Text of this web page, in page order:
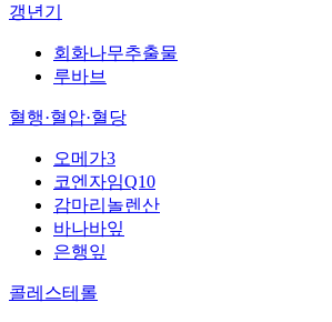
갱년기
회화나무추출물
루바브
혈행·혈압·혈당
오메가3
코엔자임Q10
감마리놀렌산
바나바잎
은행잎
콜레스테롤